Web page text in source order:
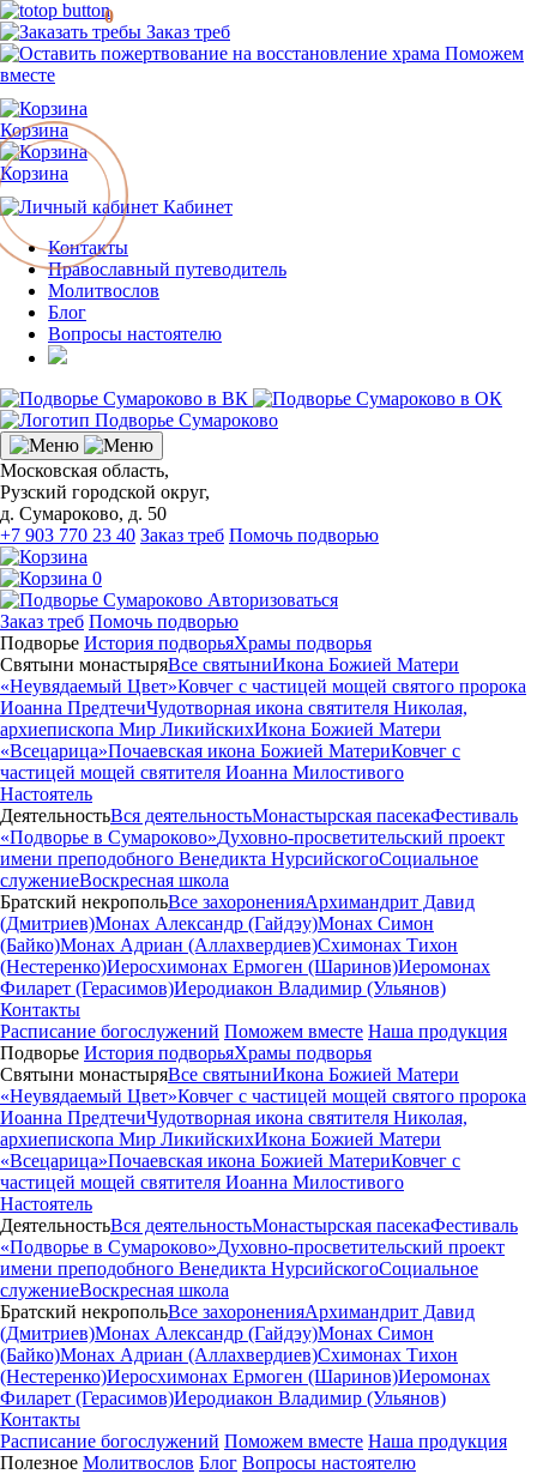
Заказ треб
Поможем
вместе
Корзина
Корзина
0
Кабинет
Контакты
Православный путеводитель
Молитвослов
Блог
Вопросы настоятелю
Московская область,
Рузский городской округ,
д. Сумароково, д. 50
+7 903 770 23 40 Заказ треб Помочь подворью
0
Авторизоваться
Заказ треб Помочь подворью
Подворье История подворьяХрамы подворья
Святыни монастыряВсе святыниИкона Божией Матери
«Неувядаемый Цвет»Ковчег с частицей мощей святого пророка
Иоанна ПредтечиЧудотворная икона святителя Николая,
архиепископа Мир ЛикийскихИкона Божией Матери
«Всецарица»Почаевская икона Божией МатериКовчег с
частицей мощей святителя Иоанна Милостивого
Настоятель
ДеятельностьВся деятельностьМонастырская пасекаФестиваль
«Подворье в Сумароково»Духовно-просветительский проект
имени преподобного Венедикта НурсийскогоСоциальное
служениеВоскресная школа
Братский некропольВсе захороненияАрхимандрит Давид
(Дмитриев)Монах Александр (Гайдэу)Монах Симон
(Байко)Монах Адриан (Аллахвердиев)Схимонах Тихон
(Нестеренко)Иеросхимонах Ермоген (Шаринов)Иеромонах
Филарет (Герасимов)Иеродиакон Владимир (Ульянов)
Контакты
Расписание богослужений Поможем вместе Наша продукция
Подворье История подворьяХрамы подворья
Святыни монастыряВсе святыниИкона Божией Матери
«Неувядаемый Цвет»Ковчег с частицей мощей святого пророка
Иоанна ПредтечиЧудотворная икона святителя Николая,
архиепископа Мир ЛикийскихИкона Божией Матери
«Всецарица»Почаевская икона Божией МатериКовчег с
частицей мощей святителя Иоанна Милостивого
Настоятель
ДеятельностьВся деятельностьМонастырская пасекаФестиваль
«Подворье в Сумароково»Духовно-просветительский проект
имени преподобного Венедикта НурсийскогоСоциальное
служениеВоскресная школа
Братский некропольВсе захороненияАрхимандрит Давид
(Дмитриев)Монах Александр (Гайдэу)Монах Симон
(Байко)Монах Адриан (Аллахвердиев)Схимонах Тихон
(Нестеренко)Иеросхимонах Ермоген (Шаринов)Иеромонах
Филарет (Герасимов)Иеродиакон Владимир (Ульянов)
Контакты
Расписание богослужений Поможем вместе Наша продукция
Полезное Молитвослов Блог Вопросы настоятелю